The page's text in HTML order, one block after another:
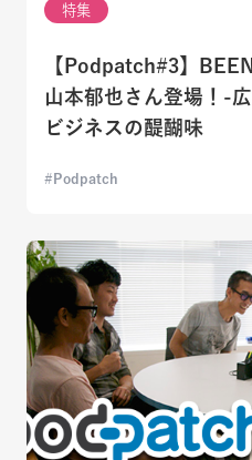
特集
【Podpatch#3】
山本郁也さん登場！-
ビジネスの醍醐味
Podpatch